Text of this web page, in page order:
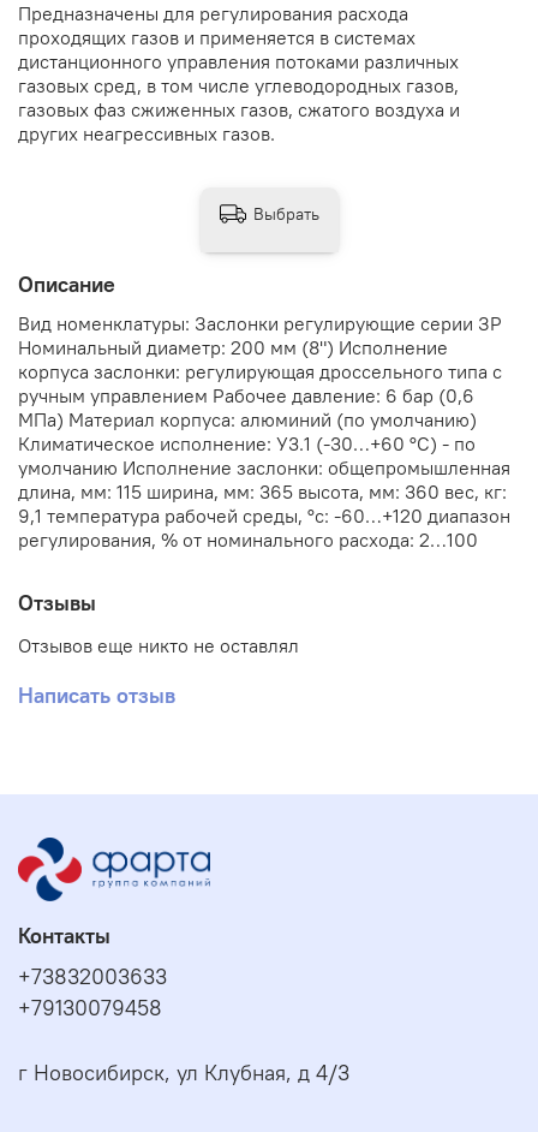
Предназначены для регулирования расхода
проходящих газов и применяется в системах
дистанционного управления потоками различных
газовых сред, в том числе углеводородных газов,
газовых фаз сжиженных газов, сжатого воздуха и
других неагрессивных газов.
Описание
Вид номенклатуры: Заслонки регулирующие серии ЗР
Номинальный диаметр: 200 мм (8") Исполнение
корпуса заслонки: регулирующая дроссельного типа с
ручным управлением Рабочее давление: 6 бар (0,6
МПа) Материал корпуса: алюминий (по умолчанию)
Климатическое исполнение: У3.1 (-30…+60 °С) - по
умолчанию Исполнение заслонки: общепромышленная
длина, мм: 115 ширина, мм: 365 высота, мм: 360 вес, кг:
9,1 температура рабочей среды, °с: -60…+120 диапазон
регулирования, % от номинального расхода: 2…100
Отзывы
Отзывов еще никто не оставлял
Написать отзыв
Выбрать
Контакты
+73832003633
+79130079458
г Новосибирск, ул Клубная, д 4/3